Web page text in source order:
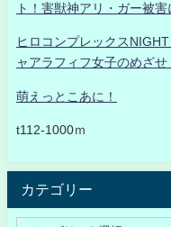
ト！害獣神アリ・ガー被
ヒロコンプレックス
ャアラフィフ女子のめざ
萌えっとこあに！
t112-1000ｍ
カテゴリー